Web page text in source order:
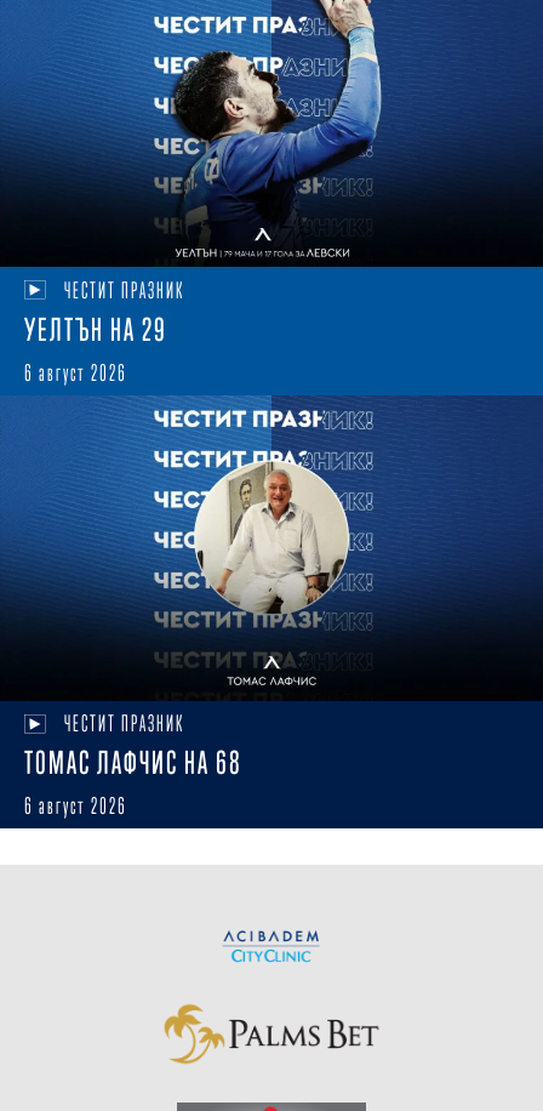
ЧЕСТИТ ПРАЗНИК
УЕЛТЪН НА 29
6 август 2026
ЧЕСТИТ ПРАЗНИК
ТОМАС ЛАФЧИС НА 68
6 август 2026